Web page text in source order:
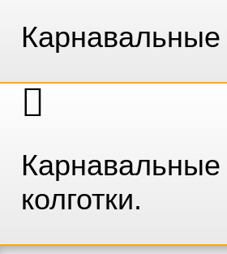
Карнавальные
Карнавальные
колготки.